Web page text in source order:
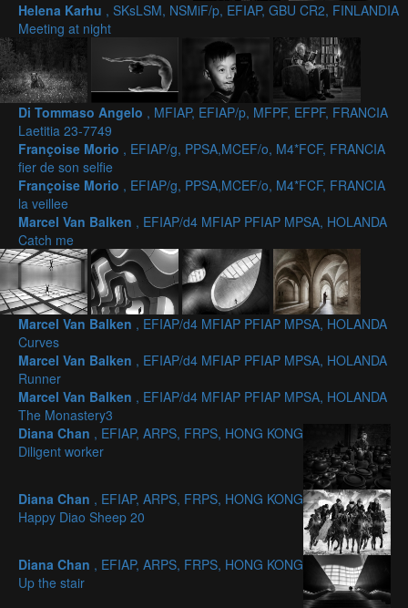
Helena Karhu , SKsLSM, NSMiF/p, EFIAP, GBU CR2, FINLANDIA
Meeting at night
Di Tommaso Angelo , MFIAP, EFIAP/p, MFPF, EFPF, FRANCIA
Laetitia 23-7749
Françoise Morio , EFIAP/g, PPSA,MCEF/o, M4*FCF, FRANCIA
fier de son selfie
Françoise Morio , EFIAP/g, PPSA,MCEF/o, M4*FCF, FRANCIA
la veillee
Marcel Van Balken , EFIAP/d4 MFIAP PFIAP MPSA, HOLANDA
Catch me
Marcel Van Balken , EFIAP/d4 MFIAP PFIAP MPSA, HOLANDA
Curves
Marcel Van Balken , EFIAP/d4 MFIAP PFIAP MPSA, HOLANDA
Runner
Marcel Van Balken , EFIAP/d4 MFIAP PFIAP MPSA, HOLANDA
The Monastery3
Diana Chan , EFIAP, ARPS, FRPS, HONG KONG
Diligent worker
Diana Chan , EFIAP, ARPS, FRPS, HONG KONG
Happy Diao Sheep 20
Diana Chan , EFIAP, ARPS, FRPS, HONG KONG
Up the stair